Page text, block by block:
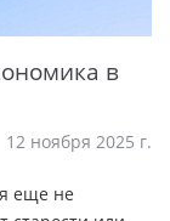
в
12 ноября 2025 г.
еще не